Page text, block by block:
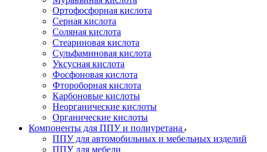
Ортофосфорная кислота
Серная кислота
Соляная кислота
Стеариновая кислота
Сульфаминовая кислота
Уксусная кислота
Фосфоновая кислота
Фтороборная кислота
Карбоновые кислоты
Неорганические кислоты
Органические кислоты
Компоненты для ППУ и полиуретана
ППУ для автомобильных и мебельных изделий
ППУ для мебели